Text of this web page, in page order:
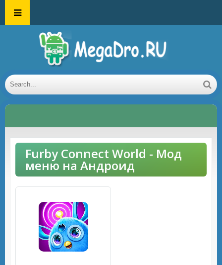
Furby Connect World - Мод
меню на Андроид